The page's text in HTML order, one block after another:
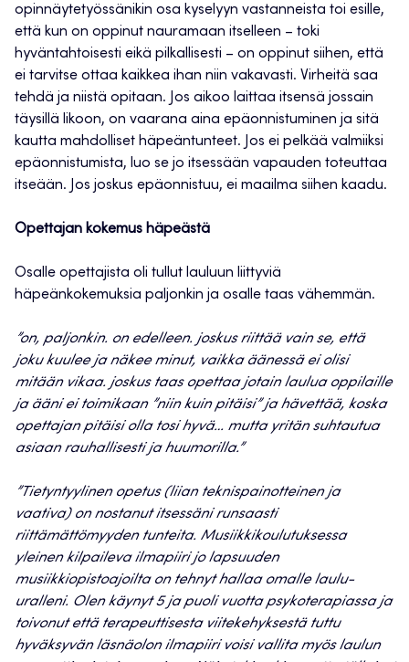
opinnäytetyössänikin osa kyselyyn vastanneista toi esille,
että kun on oppinut nauramaan itselleen – toki
hyväntahtoisesti eikä pilkallisesti – on oppinut siihen, että
ei tarvitse ottaa kaikkea ihan niin vakavasti. Virheitä saa
tehdä ja niistä opitaan. Jos aikoo laittaa itsensä jossain
täysillä likoon, on vaarana aina epäonnistuminen ja sitä
kautta mahdolliset häpeäntunteet. Jos ei pelkää valmiiksi
epäonnistumista, luo se jo itsessään vapauden toteuttaa
itseään. Jos joskus epäonnistuu, ei maailma siihen kaadu.
Opettajan kokemus häpeästä
Osalle opettajista oli tullut lauluun liittyviä
häpeänkokemuksia paljonkin ja osalle taas vähemmän.
”on, paljonkin. on edelleen. joskus riittää vain se, että
joku kuulee ja näkee minut, vaikka äänessä ei olisi
mitään vikaa. joskus taas opettaa jotain laulua oppilaille
ja ääni ei toimikaan ”niin kuin pitäisi” ja hävettää, koska
opettajan pitäisi olla tosi hyvä… mutta yritän suhtautua
asiaan rauhallisesti ja huumorilla.”
”Tietyntyylinen opetus (liian teknispainotteinen ja
vaativa) on nostanut itsessäni runsaasti
riittämättömyyden tunteita. Musiikkikoulutuksessa
yleinen kilpaileva ilmapiiri jo lapsuuden
musiikkiopistoajoilta on tehnyt hallaa omalle laulu-
uralleni. Olen käynyt 5 ja puoli vuotta psykoterapiassa ja
toivonut että terapeuttisesta viitekehyksestä tuttu
hyväksyvän läsnäolon ilmapiiri voisi vallita myös laulun